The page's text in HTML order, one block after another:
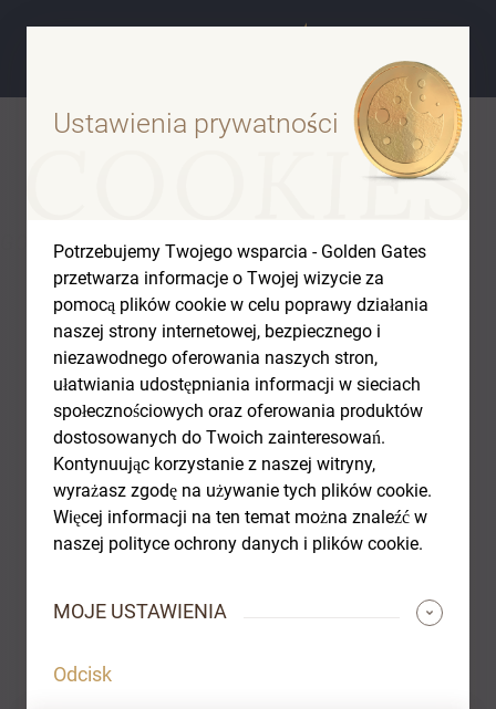
Ustawienia prywatności
Potrzebujemy Twojego wsparcia - Golden Gates
przetwarza informacje o Twojej wizycie za
pomocą plików cookie w celu poprawy działania
naszej strony internetowej, bezpiecznego i
niezawodnego oferowania naszych stron,
ułatwiania udostępniania informacji w sieciach
społecznościowych oraz oferowania produktów
dostosowanych do Twoich zainteresowań.
Kontynuując korzystanie z naszej witryny,
wyrażasz zgodę na używanie tych plików cookie.
Więcej informacji na ten temat można znaleźć w
naszej polityce ochrony danych i plików cookie.
MOJE USTAWIENIA
Odcisk
GOLDEN GATES COMFORT